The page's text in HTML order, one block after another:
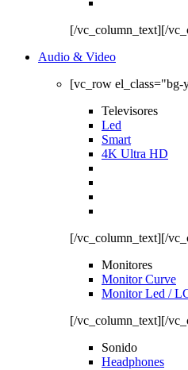
[/vc_column_text][/
Audio & Video
[vc_row
Televisores
Led
Smart
4K Ultra HD
[/vc_column_text][/
Monitores
Monitor Curve
Monitor Led /
[/vc_column_text][/
Sonido
Headphones